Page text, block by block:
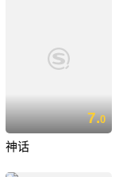
7.0
神话